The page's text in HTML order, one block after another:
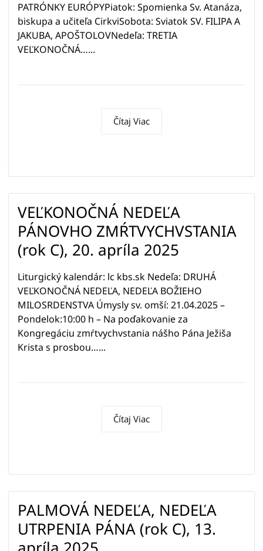
PATRÓNKY EURÓPYPiatok: Spomienka Sv. Atanáza,
biskupa a učiteľa CirkviSobota: Sviatok SV. FILIPA A
JAKUBA, APOŠTOLOVNedeľa: TRETIA
VEĽKONOČNÁ…...
Čítaj Viac
VEĽKONOČNÁ NEDEĽA
PÁNOVHO ZMŔTVYCHVSTANIA
(rok C), 20. apríla 2025
Liturgický kalendár: lc kbs.sk Nedeľa: DRUHÁ
VEĽKONOČNÁ NEDEĽA, NEDEĽA BOŽIEHO
MILOSRDENSTVA Úmysly sv. omší: 21.04.2025 –
Pondelok:10:00 h – Na poďakovanie za
Kongregáciu zmŕtvychvstania nášho Pána Ježiša
Krista s prosbou…...
Čítaj Viac
PALMOVÁ NEDEĽA, NEDEĽA
UTRPENIA PÁNA (rok C), 13.